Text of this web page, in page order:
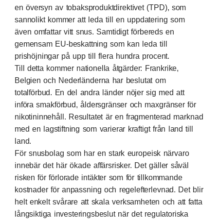
en översyn av tobaksproduktdirektivet (TPD), som
sannolikt kommer att leda till en uppdatering som
även omfattar vitt snus. Samtidigt förbereds en
gemensam EU-beskattning som kan leda till
prishöjningar på upp till flera hundra procent.
Till detta kommer nationella åtgärder: Frankrike,
Belgien och Nederländerna har beslutat om
totalförbud. En del andra länder nöjer sig med att
införa smakförbud, åldersgränser och maxgränser för
nikotininnehåll. Resultatet är en fragmenterad marknad
med en lagstiftning som varierar kraftigt från land till
land.
För snusbolag som har en stark europeisk närvaro
innebär det här ökade affärsrisker. Det gäller såväl
risken för förlorade intäkter som för tillkommande
kostnader för anpassning och regelefterlevnad. Det blir
helt enkelt svårare att skala verksamheten och att fatta
långsiktiga investeringsbeslut när det regulatoriska